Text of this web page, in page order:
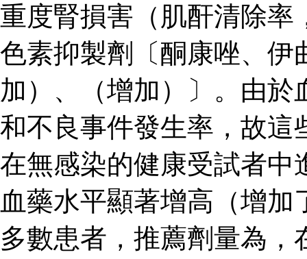
重度腎損害（肌酐清除率
色素抑製劑〔酮康唑、伊
加）、（增加）〕。由
和不良事件發生率，故這
在無感染的健康受試者中
血藥水平顯著增高（增加
多數患者，推薦劑量為